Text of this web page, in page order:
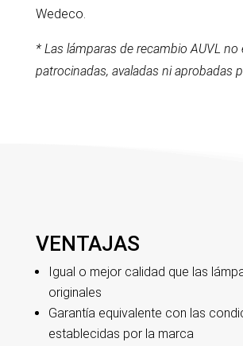
Wedeco.
* Las lámparas de recambio AUVL no
patrocinadas, avaladas ni aprobadas
VENTAJAS
Igual o mejor calidad que las
originales
Garantía equivalente con las
establecidas por la marca